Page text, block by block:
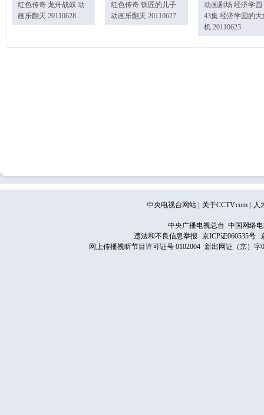
红色传奇 龙舟战鼓 动
画乐翻天 20110628
红色传奇 铁匠的儿子
动画乐翻天 20110627
动画剧场 经济学园
43集 经济学园的大
机 20110623
中央电视台网站 关于CCTV.com 人
中央广播电视总台 中国网络
违法和不良信息举报
京ICP证060535号
网上传播视听节目许可证号 0102004 新出网证（京）